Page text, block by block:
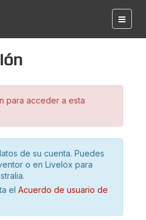
para acceder a esta
de su cuenta. Puedes
o en Livelox para
el Acuerdo de usuario de